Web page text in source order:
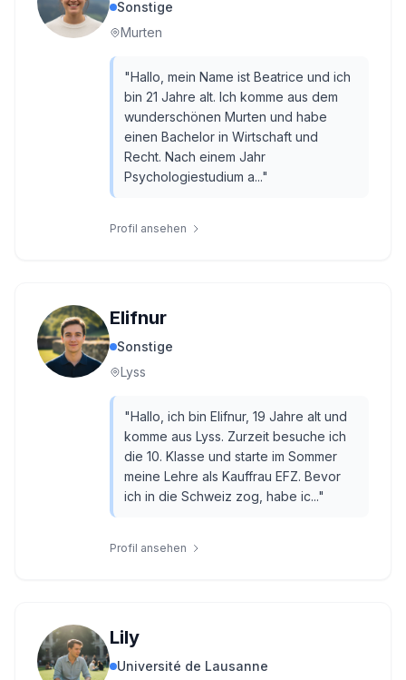
Sonstige
Murten
"Hallo, mein Name ist Beatrice und ich
bin 21 Jahre alt. Ich komme aus dem
wunderschönen Murten und habe
einen Bachelor in Wirtschaft und
Recht. Nach einem Jahr
Psychologiestudium a..."
Profil ansehen
Elifnur
Sonstige
Lyss
"Hallo, ich bin Elifnur, 19 Jahre alt und
komme aus Lyss. Zurzeit besuche ich
die 10. Klasse und starte im Sommer
meine Lehre als Kauffrau EFZ. Bevor
ich in die Schweiz zog, habe ic..."
Profil ansehen
Lily
Université de Lausanne